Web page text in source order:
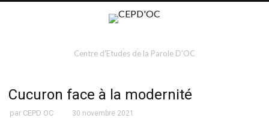
Centre d'Etudes de la Parole D'OC
Cucuron face à la modernité
par CEPD OC 30 novembre 2021